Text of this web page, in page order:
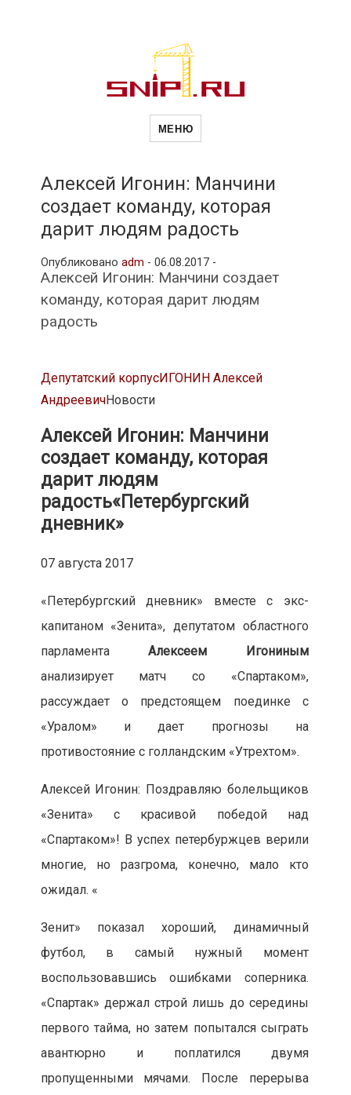
Новости
и
другие связанные со стройкой
рубрики
МЕНЮ
Алексей Игонин: Манчини
создает команду, которая
дарит людям радость
Опубликовано adm - 06.08.2017 -
Алексей Игонин: Манчини создает
команду, которая дарит людям
радость
Депутатский корпусИГОНИН Алексей
АндреевичНовости
Алексей Игонин: Манчини
создает команду, которая
дарит людям
радость«Петербургский
дневник»
07 августа 2017
«Петербургский дневник» вместе с экс-
капитаном «Зенита», депутатом областного
парламентаАлексеем Игониным
анализирует матч со «Спартаком»,
рассуждает о предстоящем поединке с
«Уралом» и дает прогнозы на
противостояние с голландским «Утрехтом».
Алексей Игонин: Поздравляю болельщиков
«Зенита» с красивой победой над
«Спартаком»! В успех петербуржцев верили
многие, но разгрома, конечно, мало кто
ожидал. «
Зенит» показал хороший, динамичный
футбол, в самый нужный момент
воспользовавшись ошибками соперника.
«Спартак» держал строй лишь до середины
первого тайма, но затем попытался сыграть
авантюрно и поплатился двумя
пропущенными мячами. После перерыва